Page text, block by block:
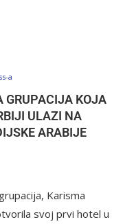
a
GRUPACIJA KOJA
ULAZI NA
ARABIJE
Karisma
svoj prvi hotel u